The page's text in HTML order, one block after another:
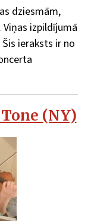
dziesmām,
izpildījumā
Šis ieraksts ir no
(NY)